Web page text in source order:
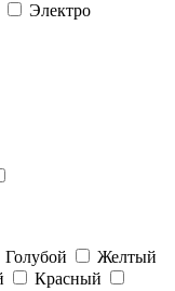
Электро
Голубой
Желтый
Красный